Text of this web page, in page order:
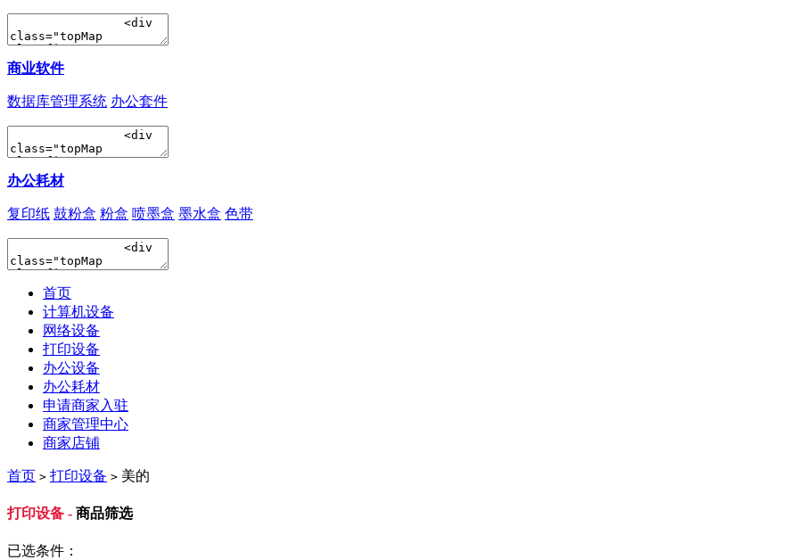
商业软件
数据库管理系统 办公套件
办公耗材
复印纸 鼓粉盒 粉盒 喷墨盒 墨水盒 色带
首页
计算机设备
网络设备
打印设备
办公设备
办公耗材
申请商家入驻
商家管理中心
商家店铺
首页 > 打印设备 > 美的
打印设备 - 商品筛选
已选条件：